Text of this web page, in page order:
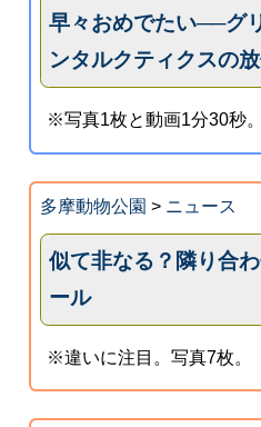
早々おめでたい──グ
ンタルクティクスの
※写真1枚と動画1分30秒。
多摩動物公園 > ニュース
似て非なる？隣り合
ール
※違いに注目。写真7枚。